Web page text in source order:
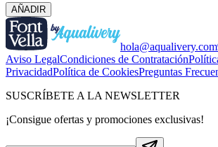
AÑADIR
hola@aqualivery.com
Aviso LegalCondiciones de Contratación
PrivacidadPolítica de CookiesPreguntas
SUSCRÍBETE A LA NEWSLETTER
¡Consigue ofertas y promociones exclusivas!